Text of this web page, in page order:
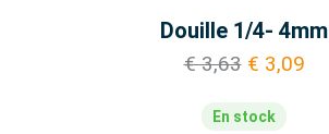
Douille 1/4- 4mm
€ 3,63 € 3,09
En stock